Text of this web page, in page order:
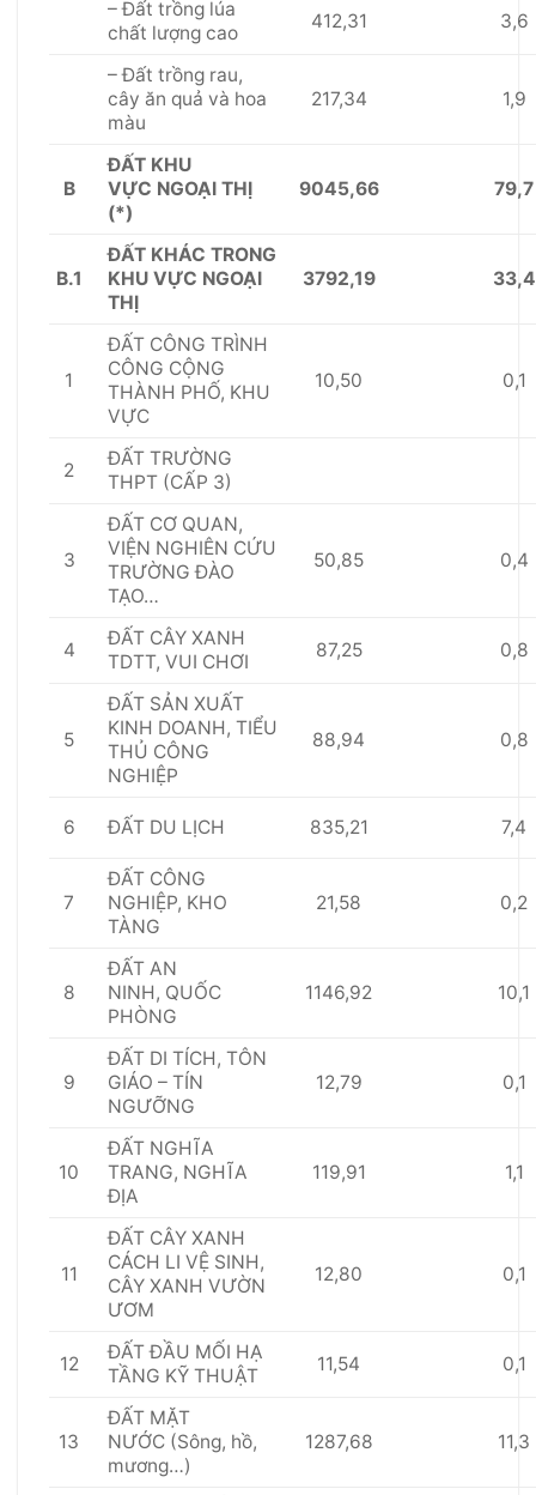
– Đất trồng lúa
chất lượng cao
412,31 3,6
– Đất trồng rau,
cây ăn quả và hoa
màu
217,34 1,9
B
ĐẤT KHU
VỰC NGOẠI THỊ
(*)
9045,66 79,7
B.1
ĐẤT KHÁC TRONG
KHU VỰC NGOẠI
THỊ
3792,19 33,4
1
ĐẤT CÔNG TRÌNH
CÔNG CỘNG
THÀNH PHỐ, KHU
VỰC
10,50 0,1
2
ĐẤT TRƯỜNG
THPT (CẤP 3)
3
ĐẤT CƠ QUAN,
VIỆN NGHIÊN CỨU
TRƯỜNG ĐÀO
TẠO…
50,85 0,4
4
ĐẤT CÂY XANH
TDTT, VUI CHƠI
87,25 0,8
5
ĐẤT SẢN XUẤT
KINH DOANH, TIỂU
THỦ CÔNG
NGHIỆP
88,94 0,8
6 ĐẤT DU LỊCH 835,21 7,4
7
ĐẤT CÔNG
NGHIỆP, KHO
TÀNG
21,58 0,2
8
ĐẤT AN
NINH, QUỐC
PHÒNG
1146,92 10,1
9
ĐẤT DI TÍCH, TÔN
GIÁO – TÍN
NGƯỠNG
12,79 0,1
10
ĐẤT NGHĨA
TRANG, NGHĨA
ĐỊA
119,91 1,1
11
ĐẤT CÂY XANH
CÁCH LI VỆ SINH,
CÂY XANH VƯỜN
ƯƠM
12,80 0,1
12
ĐẤT ĐẦU MỐI HẠ
TẦNG KỸ THUẬT
11,54 0,1
13
ĐẤT MẶT
NƯỚC (Sông, hồ,
mương…)
1287,68 11,3